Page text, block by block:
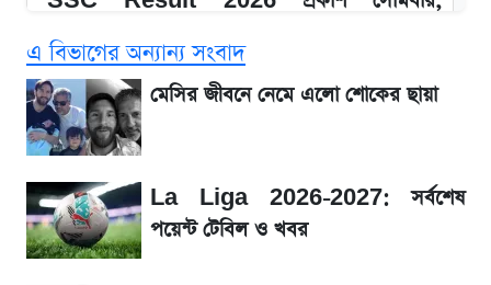
১৮০ দিনের মূল্যায়ন শেষে মন্ত্রিসভায় পরিবর্তন
আগে দেখে নিন, আজকের সোনার নতুন দাম
SSc Result 2026 তারিখ চূড়ান্ত, স্কুলে ভর্তি
নিয়ে নতুন নিয়ম
এ বিভাগের অন্যান্য সংবাদ
মেসির জীবনে নেমে এলো শোকের ছায়া
La Liga 2026-2027: সর্বশেষ
পয়েন্ট টেবিল ও খবর